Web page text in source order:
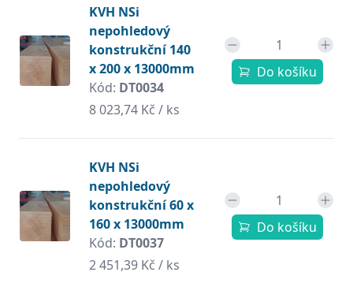
KVH NSi
nepohledový
konstrukční 140
x 200 x 13000mm
Kód: DT0034
8 023,74 Kč / ks
Do košíku
KVH NSi
nepohledový
konstrukční 60 x
160 x 13000mm
Kód: DT0037
2 451,39 Kč / ks
Do košíku